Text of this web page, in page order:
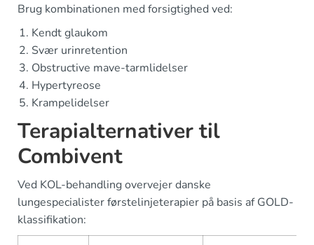
Brug kombinationen med forsigtighed ved:
Kendt glaukom
Svær urinretention
Obstructive mave-tarmlidelser
Hypertyreose
Krampelidelser
Terapialternativer til
Combivent
Ved KOL-behandling overvejer danske
lungespecialister førstelinjeterapier på basis af GOLD-
klassifikation: